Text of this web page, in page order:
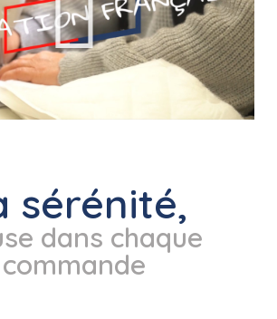
sérénité,
dans chaque
commande